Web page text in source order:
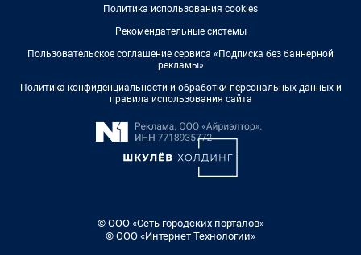
Политика использования cookies
Рекомендательные системы
Пользовательское соглашение сервиса «Подписка без баннерной
рекламы»
Политика конфиденциальности и обработки персональных данных и
правила использования сайта
© ООО «Сеть городских порталов»
© ООО «Интернет Технологии»